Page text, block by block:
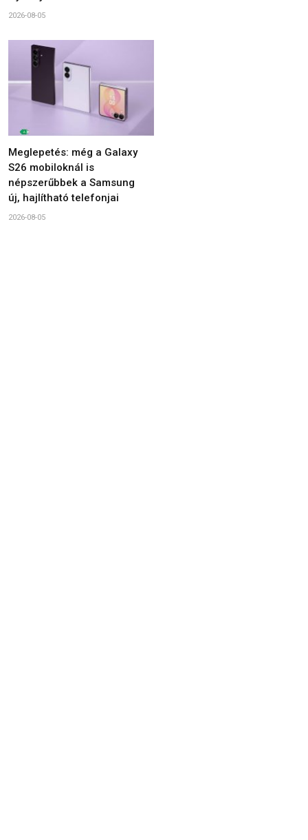
2026-08-05
Meglepetés: még a Galaxy
S26 mobiloknál is
népszerűbbek a Samsung
új, hajlítható telefonjai
2026-08-05